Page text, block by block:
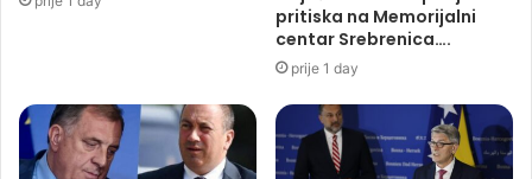
pritiska na Memorijalni
centar Srebrenica….
prije 1 day